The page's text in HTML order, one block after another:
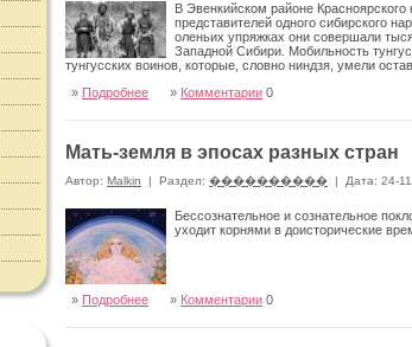
В Эвенкийском районе
представителей одного сибирского
оленьих упряжках они совершали
Западной Сибири. Мобильность
тунгусских воинов, которые, словно ниндзя, умели
» Подробнее » Комментарии 0
Мать-земля в эпосах разных стран
Автор: Malkin | Раздел: ���������� | Дата: 24-
Бессознательное и сознательное
уходит корнями в доисторические
» Подробнее » Комментарии 0